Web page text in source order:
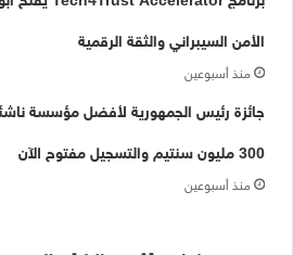
الأمن السيبراني والثقة الرقمية
منذ أسبوعين
300 مليون سنتيم والتسجيل مفتوح الآن
منذ أسبوعين